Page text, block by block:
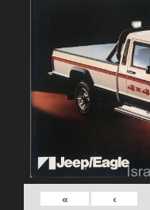
›
»